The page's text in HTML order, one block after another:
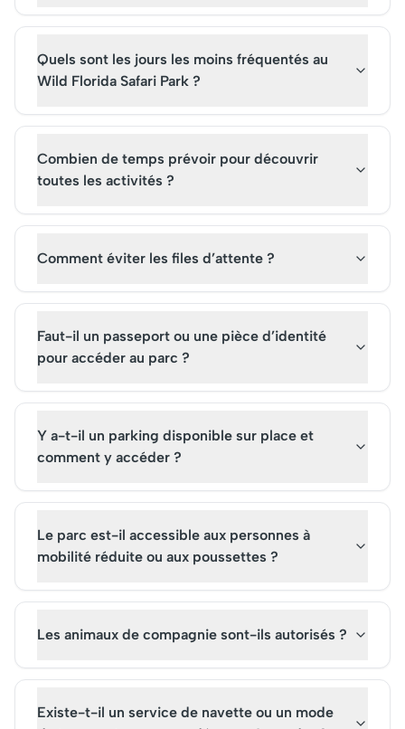
Quels sont les jours les moins fréquentés au
Wild Florida Safari Park ?
Combien de temps prévoir pour découvrir
toutes les activités ?
Comment éviter les files d’attente ?
Faut-il un passeport ou une pièce d’identité
pour accéder au parc ?
Y a-t-il un parking disponible sur place et
comment y accéder ?
Le parc est-il accessible aux personnes à
mobilité réduite ou aux poussettes ?
Les animaux de compagnie sont-ils autorisés ?
Existe-t-il un service de navette ou un mode